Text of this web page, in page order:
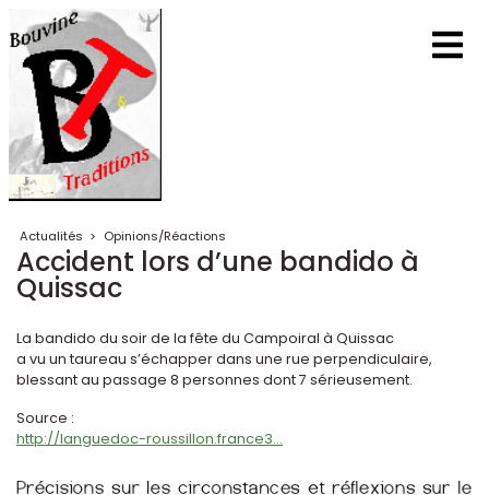
Actualités > Opinions/Réactions
Accident lors d’une bandido à
Quissac
La bandido du soir de la fête du Campoiral à Quissac
a vu un taureau s’échapper dans une rue perpendiculaire,
blessant au passage 8 personnes dont 7 sérieusement.
Source :
http://languedoc-roussillon.france3...